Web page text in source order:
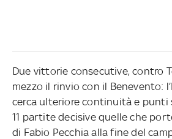
Due vittorie consecutive, contro
mezzo il rinvio con il Benevento:
cerca ulteriore continuità e punti
11 partite decisive quelle che
di Fabio Pecchia alla fine del